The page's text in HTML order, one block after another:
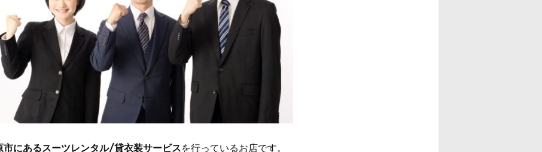
市にあるスーツレンタル/貸衣装サービスを行っているお店です。